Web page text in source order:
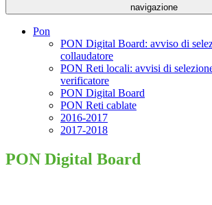
navigazione
Pon
PON Digital Board: avviso di
collaudatore
PON Reti locali: avvisi di
verificatore
PON Digital Board
PON Reti cablate
2016-2017
2017-2018
PON Digital Board